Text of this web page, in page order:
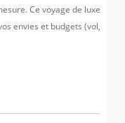
Ce voyage de luxe
envies et budgets (vol,